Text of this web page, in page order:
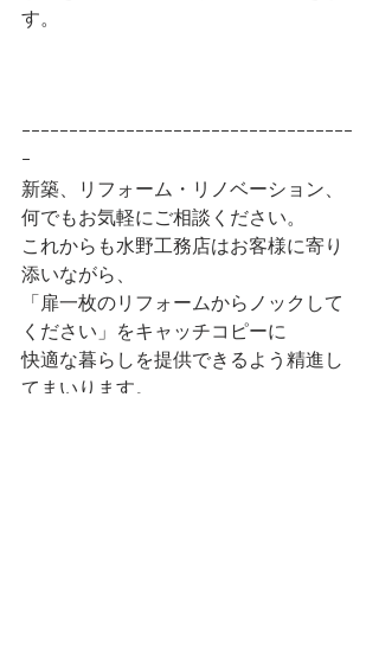
す。
ｰｰｰｰｰｰｰｰｰｰｰｰｰｰｰｰｰｰｰｰｰｰｰｰｰｰｰｰｰｰｰｰｰｰｰ
ｰ
新築、リフォーム・リノベーション、
何でもお気軽にご相談ください。
これからも水野工務店はお客様に寄り
添いながら、
「扉一枚のリフォームからノックして
ください」をキャッチコピーに
快適な暮らしを提供できるよう精進し
てまいります。